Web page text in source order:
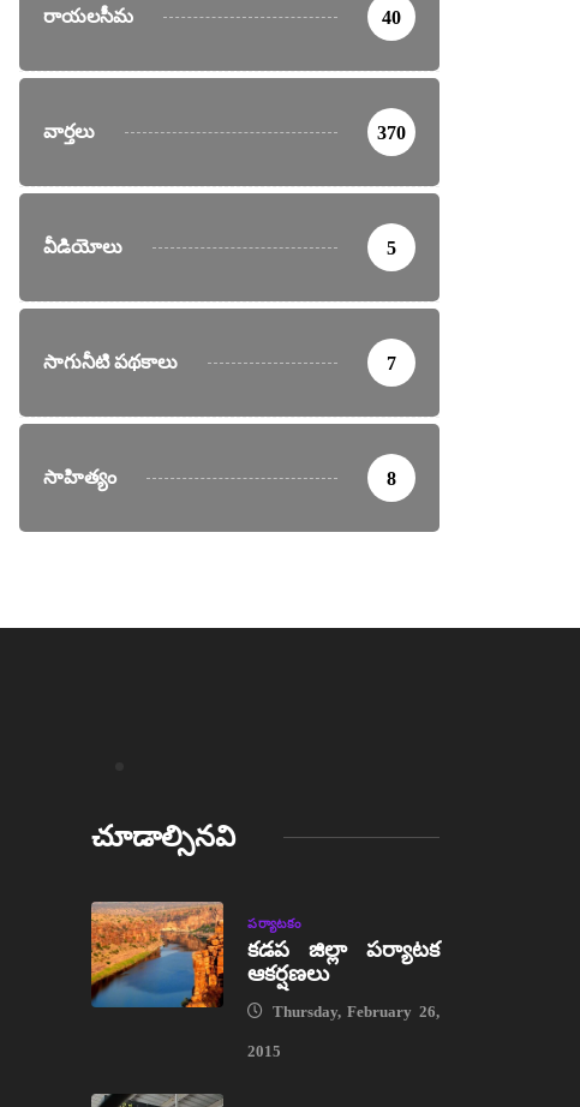
రాయలసీమ 40
వార్తలు 370
వీడియోలు 5
సాగునీటి పథకాలు 7
సాహిత్యం 8
చూడాల్సినవి
పర్యాటకం
కడప జిల్లా పర్యాటక
ఆకర్షణలు
Thursday, February 26,
2015